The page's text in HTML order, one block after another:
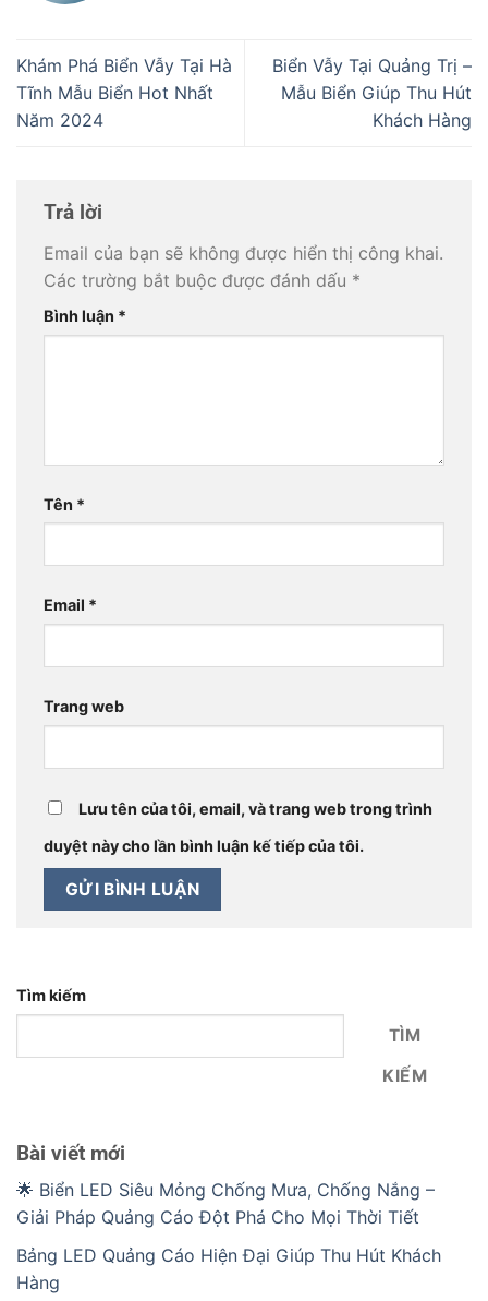
Khám Phá Biển Vẫy Tại Hà
Tĩnh Mẫu Biển Hot Nhất
Năm 2024
Biển Vẫy Tại Quảng Trị –
Mẫu Biển Giúp Thu Hút
Khách Hàng
Trả lời
Email của bạn sẽ không được hiển thị công khai.
Các trường bắt buộc được đánh dấu *
Bình luận *
Tên *
Email *
Trang web
Lưu tên của tôi, email, và trang web trong trình
duyệt này cho lần bình luận kế tiếp của tôi.
Tìm kiếm
TÌM
KIẾM
Bài viết mới
🌟 Biển LED Siêu Mỏng Chống Mưa, Chống Nắng –
Giải Pháp Quảng Cáo Đột Phá Cho Mọi Thời Tiết
Bảng LED Quảng Cáo Hiện Đại Giúp Thu Hút Khách
Hàng